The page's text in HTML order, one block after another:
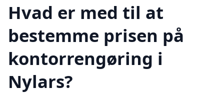
Hvad er med til at
bestemme prisen på
kontorrengøring i
Nylars?